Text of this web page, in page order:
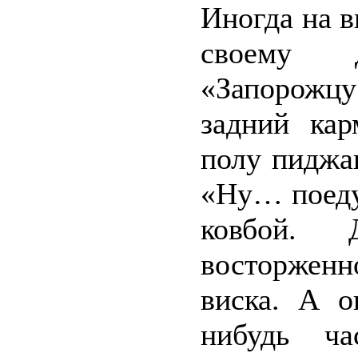
Иногда на
своему
задний
полу
«Ну…
ковбой.
виска. А
нибудь